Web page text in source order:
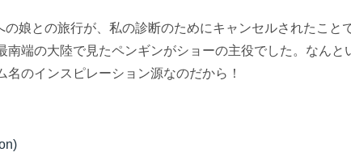
娘との旅行が、私の診断のためにキャンセルされたこと
端の大陸で見たペンギンがショーの主役でした。なんと
のインスピレーション源なのだから！